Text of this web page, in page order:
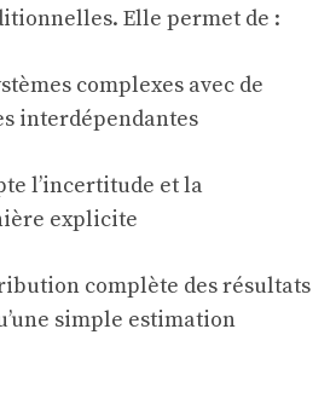
Elle permet de :
complexes avec de
interdépendantes
l’incertitude et la
explicite
complète des résultats
simple estimation